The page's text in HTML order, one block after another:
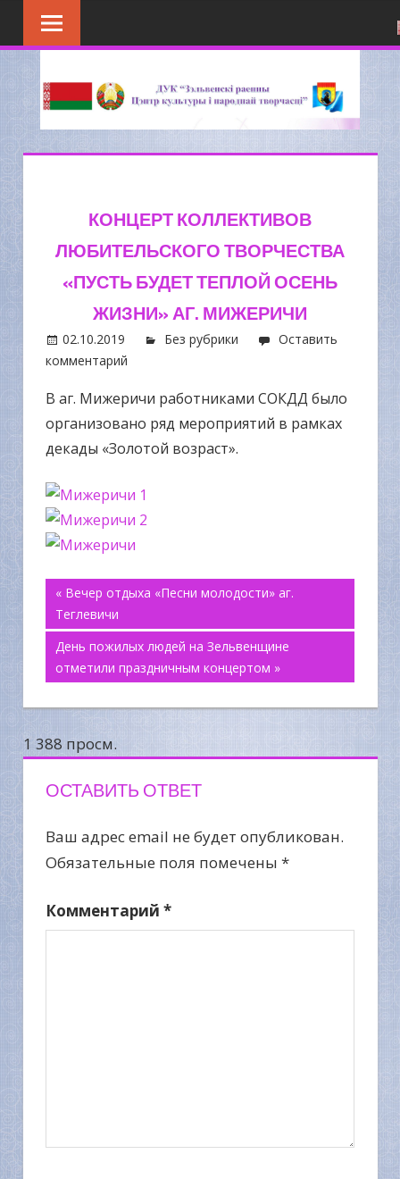
Перейти
КОНЦЕРТ КОЛЛЕКТИВОВ
ЛЮБИТЕЛЬСКОГО ТВОРЧЕСТВА
«ПУСТЬ БУДЕТ ТЕПЛОЙ ОСЕНЬ
ЖИЗНИ» АГ. МИЖЕРИЧИ
02.10.2019 Без рубрики
Оставить
комментарий
В аг. Мижеричи работниками СОКДД было
организовано ряд мероприятий в рамках
декады «Золотой возраст».
Навигация
по
записям
« Вечер отдыха «Песни молодости» аг.
Теглевичи
День пожилых людей на Зельвенщине
отметили праздничным концертом »
1 388 просм.
ОСТАВИТЬ ОТВЕТ
Ваш адрес email не будет опубликован.
Обязательные поля помечены *
Комментарий *